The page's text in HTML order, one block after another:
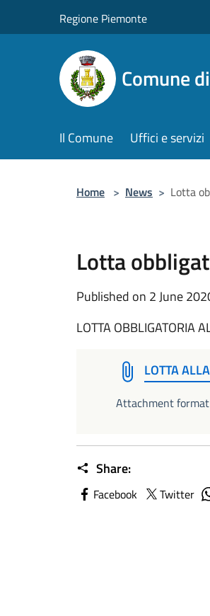
Regione Piemonte
Comune
Il Comune Uffici e servizi
Home > News > Lotta
Lotta
Published on 2 June
LOTTA OBBLIGATORIA
LOTTA
Attachment
Share:
Facebook Twitter